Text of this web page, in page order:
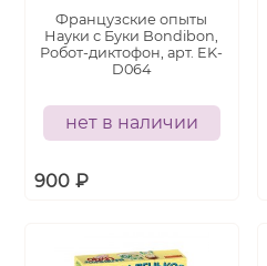
Французские опыты
Науки с Буки Bondibon,
Робот-диктофон, арт. EK-
D064
нет в наличии
900 ₽